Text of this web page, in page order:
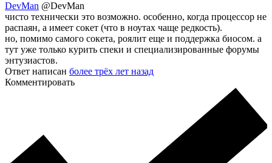
DevMan @DevMan
чисто технически это возможно. особенно, когда процессор не
распаян, а имеет сокет (что в ноутах чаще редкость).
но, помимо самого сокета, роялит еще и поддержка биосом. а
тут уже только курить спеки и специализированные форумы
энтузиастов.
Ответ написан более трёх лет назад
Комментировать